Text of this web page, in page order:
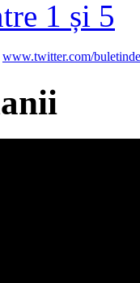
1 și 5
www.twitter.com/